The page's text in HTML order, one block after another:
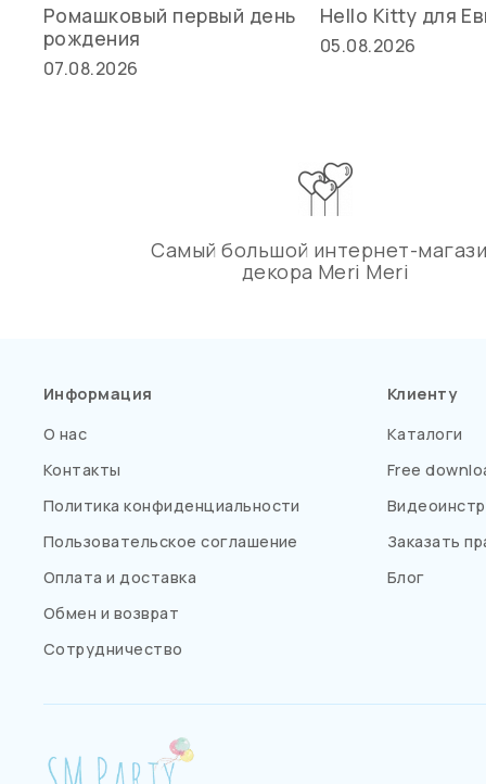
Ромашковый первый день
рождения
07.08.2026
Hello Kitty для
05.08.2026
Самый большой интернет-
декора Meri Meri
Информация
О нас
Контакты
Политика конфиденциальности
Пользовательское соглашение
Оплата и доставка
Обмен и возврат
Сотрудничество
Клиенту
Каталоги
Free
Заказать
Блог